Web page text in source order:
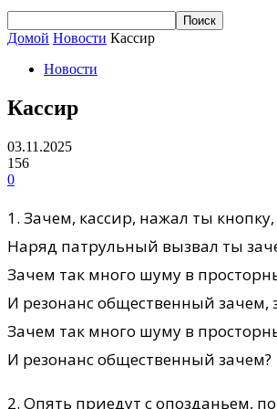
Домой Новости Кассир
Новости
Кассир
03.11.2025
156
0
1. Зачем, кассир, нажал ты
Наряд патрульный вызвал ты
Зачем так много шуму в
И резонанс общественный зачем,
Зачем так много шуму в
И резонанс общественный зачем?
2. Опять приедут с опозданьем,